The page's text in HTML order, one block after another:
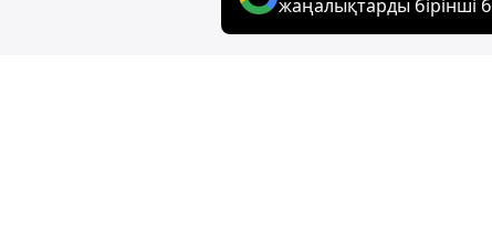
жаңалықтарды бірінші